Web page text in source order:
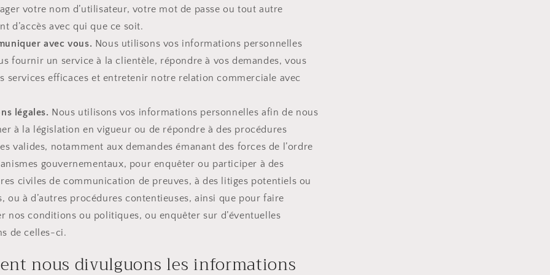
votre nom d’utilisateur, votre mot de passe ou tout autre
d’accès avec qui que ce soit.
avec vous. Nous utilisons vos informations personnelles
fournir un service à la clientèle, répondre à vos demandes, vous
services efficaces et entretenir notre relation commerciale avec
légales. Nous utilisons vos informations personnelles afin de nous
à la législation en vigueur ou de répondre à des procédures
valides, notamment aux demandes émanant des forces de l’ordre
gouvernementaux, pour enquêter ou participer à des
civiles de communication de preuves, à des litiges potentiels ou
ou à d’autres procédures contentieuses, ainsi que pour faire
nos conditions ou politiques, ou enquêter sur d’éventuelles
de celles-ci.
nous divulguons les informations